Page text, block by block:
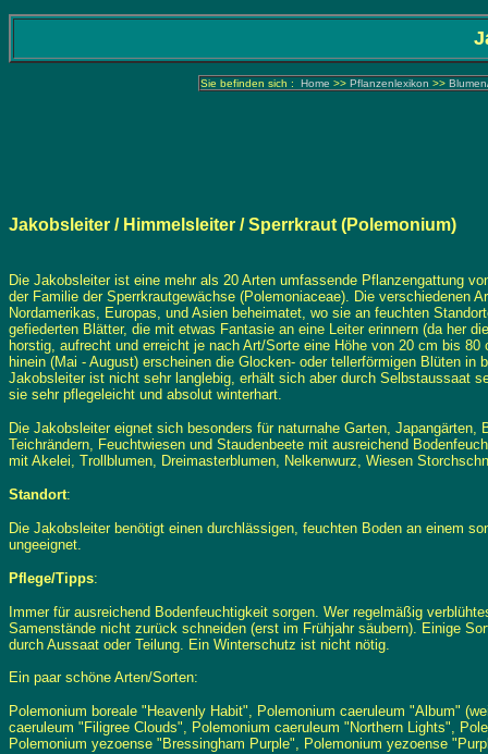
Sie befinden sich : Home >> Pflanzenlexikon >>
Jakobsleiter / Himmelsleiter / Sperrkraut (Polemonium)
Die Jakobsleiter ist eine mehr als 20 Arten umfassende Pflanzengattung
der Familie der Sperrkrautgewächse (Polemoniaceae). Die verschiedenen
Nordamerikas, Europas, und Asien beheimatet, wo sie an feuchten
gefiederten Blätter, die mit etwas Fantasie an eine Leiter erinnern (da her
horstig, aufrecht und erreicht je nach Art/Sorte eine Höhe von 20 cm bis
hinein (Mai - August) erscheinen die Glocken- oder tellerförmigen Blüten in
Jakobsleiter ist nicht sehr langlebig, erhält sich aber durch Selbstaussaat
sie sehr pflegeleicht und absolut winterhart.
Die Jakobsleiter eignet sich besonders für naturnahe Garten, Japangärten,
Teichrändern, Feuchtwiesen und Staudenbeete mit ausreichend
mit Akelei, Trollblumen, Dreimasterblumen, Nelkenwurz, Wiesen
Standort:
Die Jakobsleiter benötigt einen durchlässigen, feuchten Boden an einem
ungeeignet.
Pflege/Tipps:
Immer für ausreichend Bodenfeuchtigkeit sorgen. Wer regelmäßig
Samenstände nicht zurück schneiden (erst im Frühjahr säubern). Einige
durch Aussaat oder Teilung. Ein Winterschutz ist nicht nötig.
Ein paar schöne Arten/Sorten:
Polemonium boreale "Heavenly Habit", Polemonium caeruleum "Album"
caeruleum "Filigree Clouds", Polemonium caeruleum "Northern Lights",
Polemonium yezoense "Bressingham Purple", Polemonium yezoense